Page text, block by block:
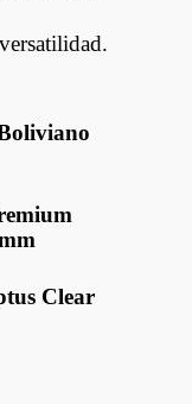
Clear